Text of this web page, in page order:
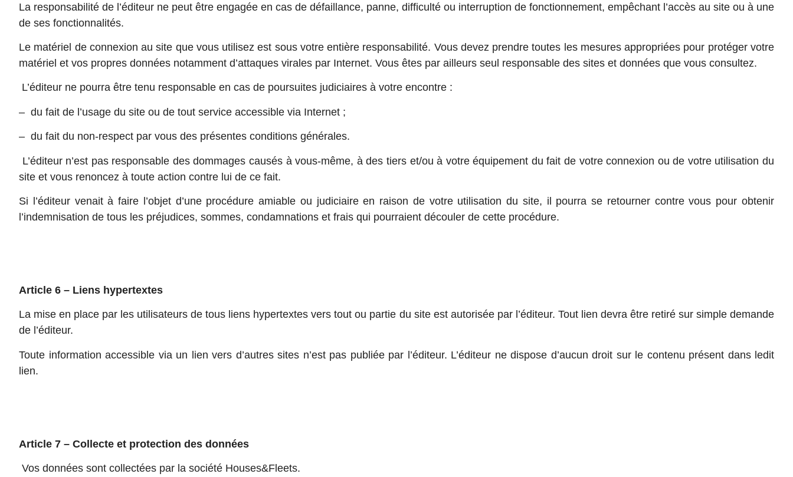
La responsabilité de l’éditeur ne peut être engagée en cas de défaillance, panne, difficulté ou interruption de fonctionnement, empêchant l’accès au site ou à une
de ses fonctionnalités.
Le matériel de connexion au site que vous utilisez est sous votre entière responsabilité. Vous devez prendre toutes les mesures appropriées pour protéger votre
matériel et vos propres données notamment d’attaques virales par Internet. Vous êtes par ailleurs seul responsable des sites et données que vous consultez.
L’éditeur ne pourra être tenu responsable en cas de poursuites judiciaires à votre encontre :
– du fait de l’usage du site ou de tout service accessible via Internet ;
– du fait du non-respect par vous des présentes conditions générales.
L’éditeur n’est pas responsable des dommages causés à vous-même, à des tiers et/ou à votre équipement du fait de votre connexion ou de votre utilisation du
site et vous renoncez à toute action contre lui de ce fait.
Si l’éditeur venait à faire l’objet d’une procédure amiable ou judiciaire en raison de votre utilisation du site, il pourra se retourner contre vous pour obtenir
l’indemnisation de tous les préjudices, sommes, condamnations et frais qui pourraient découler de cette procédure.
Article 6 – Liens hypertextes
La mise en place par les utilisateurs de tous liens hypertextes vers tout ou partie du site est autorisée par l’éditeur. Tout lien devra être retiré sur simple demande
de l’éditeur.
Toute information accessible via un lien vers d’autres sites n’est pas publiée par l’éditeur. L’éditeur ne dispose d’aucun droit sur le contenu présent dans ledit
lien.
Article 7 – Collecte et protection des données
Vos données sont collectées par la société Houses&Fleets.